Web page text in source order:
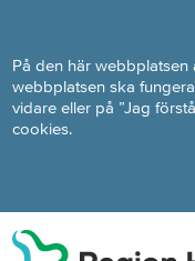
På den här
webbplatsen ska
vidare eller på ”Jag
cookies.